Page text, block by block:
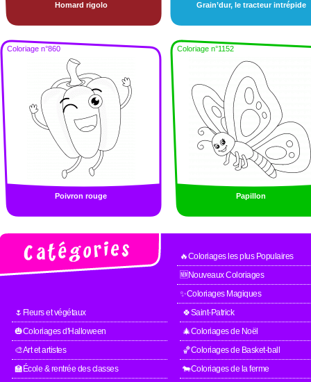
Homard rigolo Grain’dur, le tracteur intrépide
Coloriage n°860
Poivron rouge
Coloriage n°1152
Papillon
🔥Coloriages les plus Populaires
🆕Nouveaux Coloriages
✨Coloriages Magiques
🌷Fleurs et végétaux
🍀Saint-Patrick
🎃Coloriages d'Halloween
🎄Coloriages de Noël
🎨Art et artistes
🏀Coloriages de Basket-ball
🏫École & rentrée des classes
🐄Coloriages de la ferme